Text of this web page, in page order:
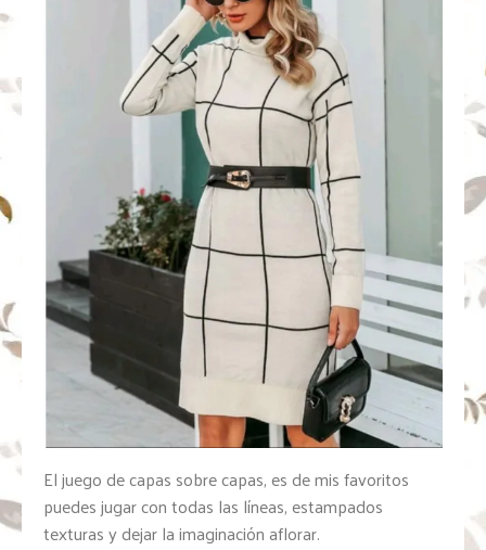
El juego de capas sobre capas, es de mis favoritos
puedes jugar con todas las líneas, estampados
texturas y dejar la imaginación aflorar.